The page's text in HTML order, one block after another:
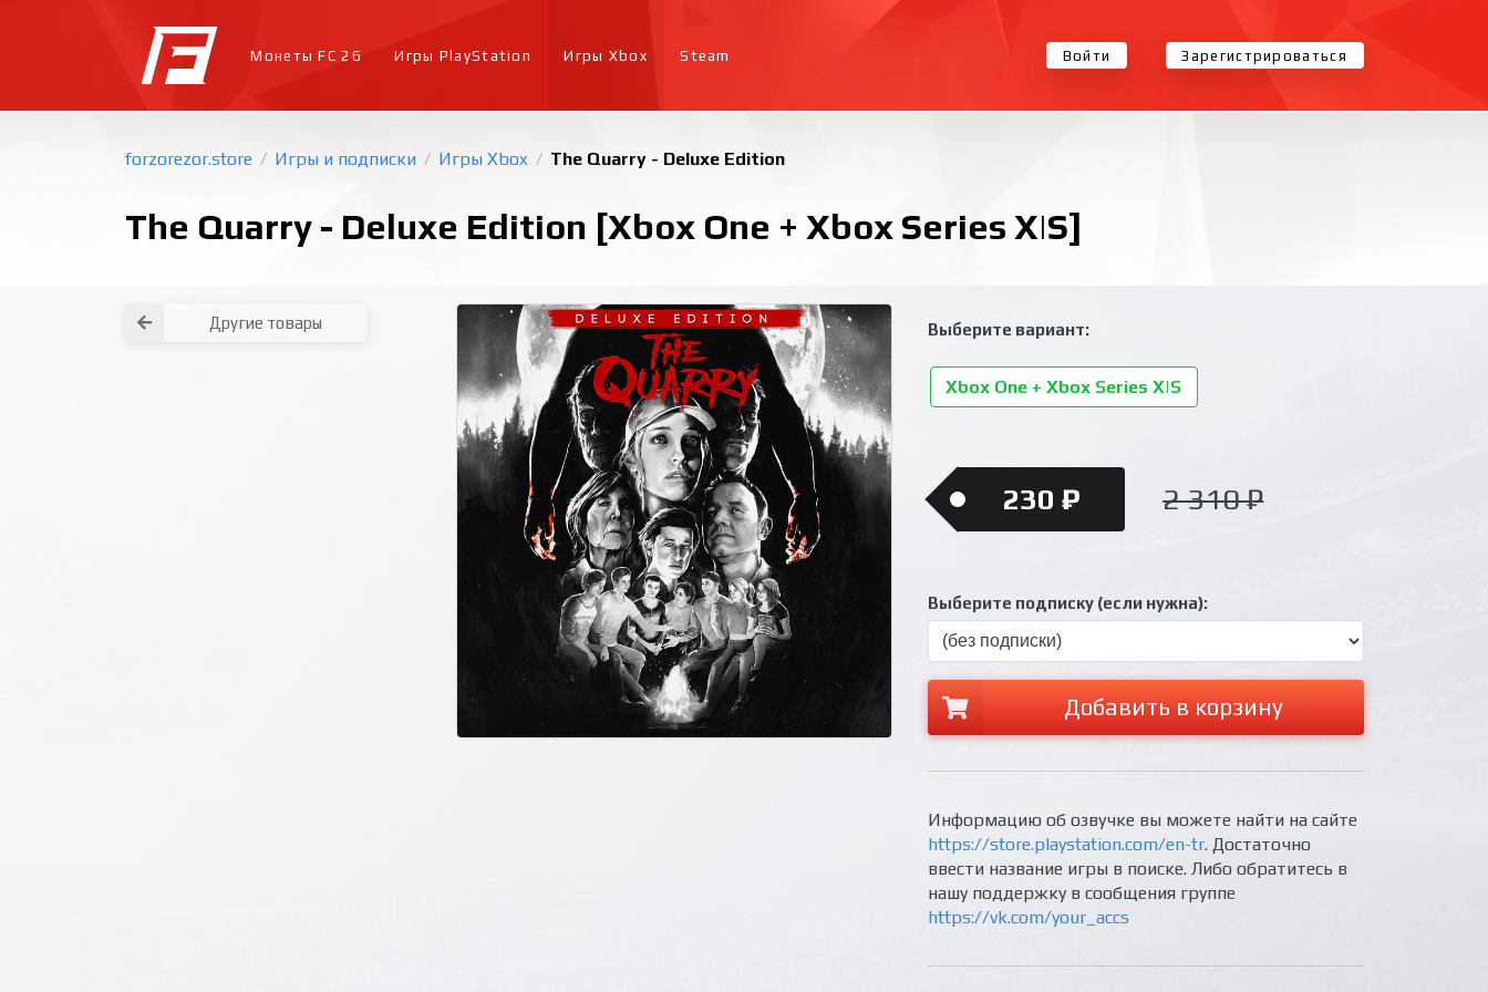
Монеты FC 26 Игры PlayStation Игры Xbox Steam Войти Зарегистрироваться
forzorezor.store / Игры и подписки / Игры Xbox / The Quarry - Deluxe Edition
The Quarry - Deluxe Edition [Xbox One + Xbox Series X|S]
Другие товары Выберите вариант:
Xbox One + Xbox Series X|S
230 ₽ 2 310 ₽
Выберите подписку (если нужна):
Добавить в корзину
Информацию об озвучке вы можете найти на сайте
https://store.playstation.com/en-tr. Достаточно
ввести название игры в поиске. Либо обратитесь в
нашу поддержку в сообщения группе
https://vk.com/your_accs